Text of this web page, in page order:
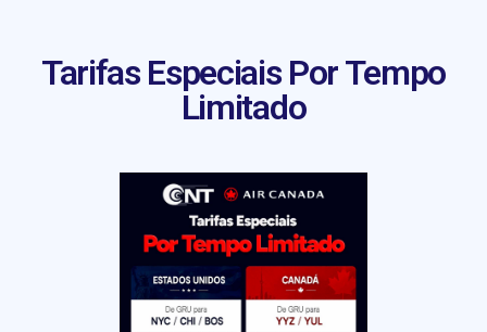
Tarifas Especiais Por Tempo
Limitado